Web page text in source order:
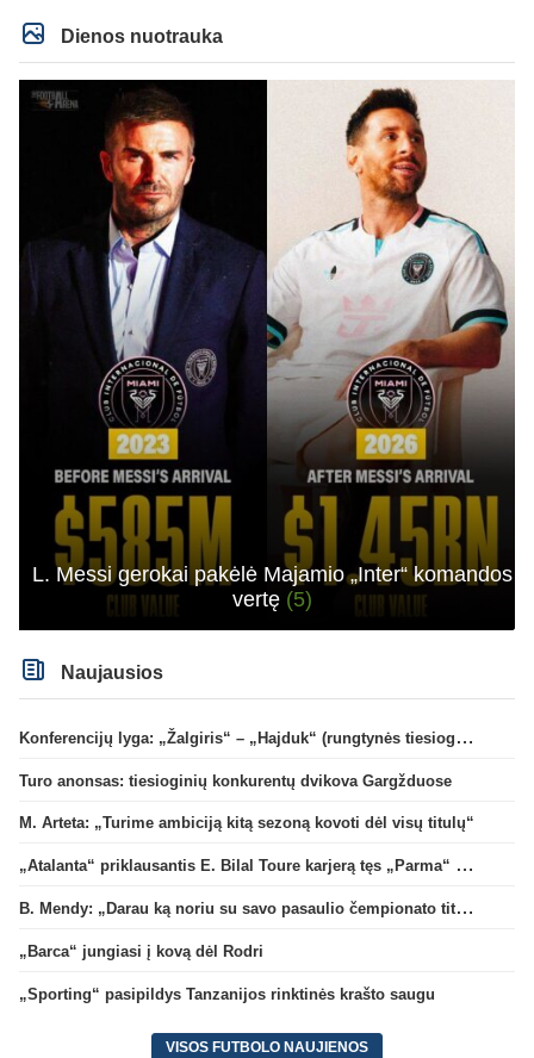
Dienos nuotrauka
L. Messi gerokai pakėlė Majamio „Inter“ komandos
vertę (5)
Naujausios
Konferencijų lyga: „Žalgiris“ – „Hajduk“ (rungtynės tiesiogiai)
Turo anonsas: tiesioginių konkurentų dvikova Gargžduose
M. Arteta: „Turime ambiciją kitą sezoną kovoti dėl visų titulų“
„Atalanta“ priklausantis E. Bilal Toure karjerą tęs „Parma“ gretose
B. Mendy: „Darau ką noriu su savo pasaulio čempionato titulu“
„Barca“ jungiasi į kovą dėl Rodri
„Sporting“ pasipildys Tanzanijos rinktinės krašto saugu
VISOS FUTBOLO NAUJIENOS